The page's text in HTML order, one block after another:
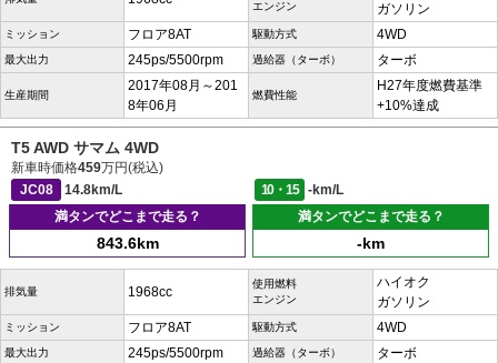
エンジン ガソリン
ミッション フロア8AT 駆動方式 4WD
最大出力 245ps/5500rpm 過給器（ターボ） ターボ
生産期間
2017年08月～201
8年06月
燃費性能
H27年度燃費基準
+10%達成
T5 AWD サマム 4WD
新車時価格459万円(税込)
JC08
14.8km/L 10・15
-km/L
満タンでどこまで走る？
843.6km
満タンでどこまで走る？
-km
排気量 1968cc
使用燃料
エンジン
ハイオク
ガソリン
ミッション フロア8AT 駆動方式 4WD
最大出力 245ps/5500rpm 過給器（ターボ） ターボ